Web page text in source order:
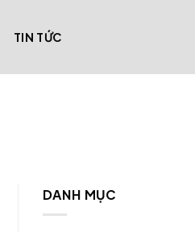
TIN TỨC
DANH MỤC